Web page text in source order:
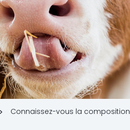
Connaissez-vous la